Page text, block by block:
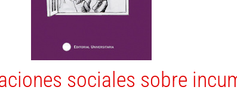
sociales sobre